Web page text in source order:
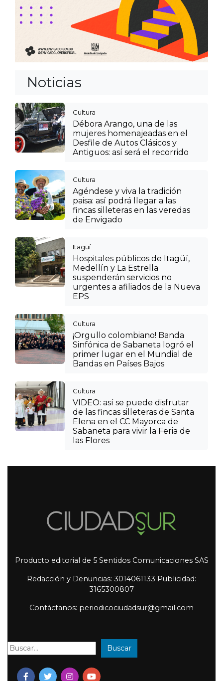
Noticias
Cultura
Débora Arango, una de las
mujeres homenajeadas en el
Desfile de Autos Clásicos y
Antiguos: así será el recorrido
Cultura
Agéndese y viva la tradición
paisa: así podrá llegar a las
fincas silleteras en las veredas
de Envigado
Itagüí
Hospitales públicos de Itagüí,
Medellín y La Estrella
suspenderán servicios no
urgentes a afiliados de la Nueva
EPS
Cultura
¡Orgullo colombiano! Banda
Sinfónica de Sabaneta logró el
primer lugar en el Mundial de
Bandas en Países Bajos
Cultura
VIDEO: así se puede disfrutar
de las fincas silleteras de Santa
Elena en el CC Mayorca de
Sabaneta para vivir la Feria de
las Flores
Producto editorial de 5 Sentidos Comunicaciones SAS
Redacción y Denuncias: 3014061133 Publicidad:
3165300807
Contáctanos: periodicociudadsur@gmail.com
Buscar: Buscar